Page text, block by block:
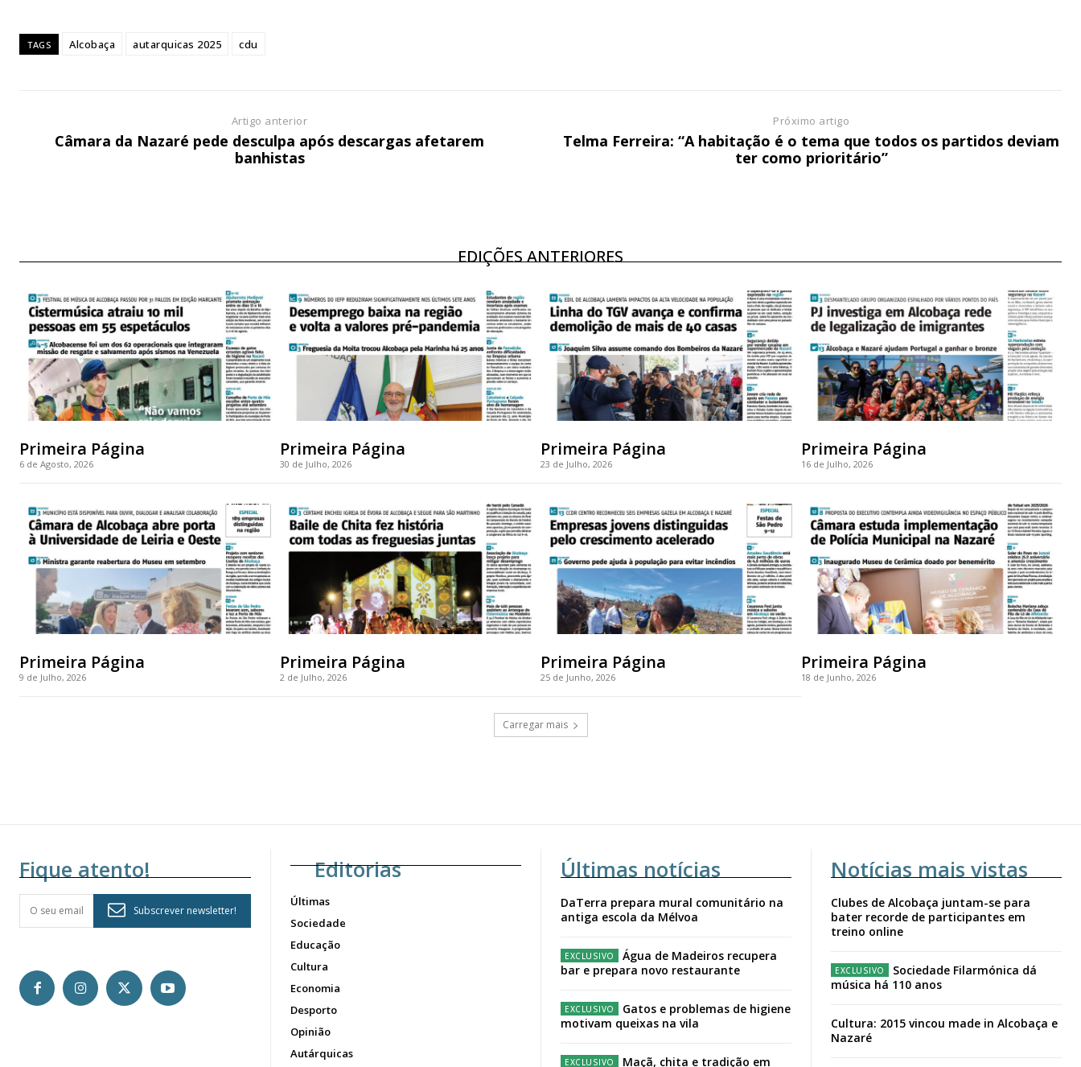
Acesso ao conteúdo online
TAGS Alcobaça autarquicas 2025 cdu
Artigo anterior
Câmara da Nazaré pede desculpa após descargas afetarem
banhistas
Próximo artigo
Telma Ferreira: “A habitação é o tema que todos os partidos deviam
ter como prioritário”
EDIÇÕES ANTERIORES
Primeira Página
6 de Agosto, 2026
Primeira Página
30 de Julho, 2026
Primeira Página
23 de Julho, 2026
Primeira Página
16 de Julho, 2026
Primeira Página
9 de Julho, 2026
Primeira Página
2 de Julho, 2026
Primeira Página
25 de Junho, 2026
Primeira Página
18 de Junho, 2026
Carregar mais
Fique atento!
Subscrever newsletter!
Editorias
Últimas
Sociedade
Educação
Cultura
Economia
Desporto
Opinião
Autárquicas
Últimas notícias
DaTerra prepara mural comunitário na
antiga escola da Mélvoa
Água de Madeiros recupera
bar e prepara novo restaurante
Gatos e problemas de higiene
motivam queixas na vila
Maçã, chita e tradição em
Notícias mais vistas
Clubes de Alcobaça juntam-se para
bater recorde de participantes em
treino online
Sociedade Filarmónica dá
música há 110 anos
Cultura: 2015 vincou made in Alcobaça e
Nazaré